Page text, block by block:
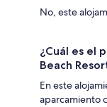
No, este
¿Cuál es el
Beach
En este
aparcamiento